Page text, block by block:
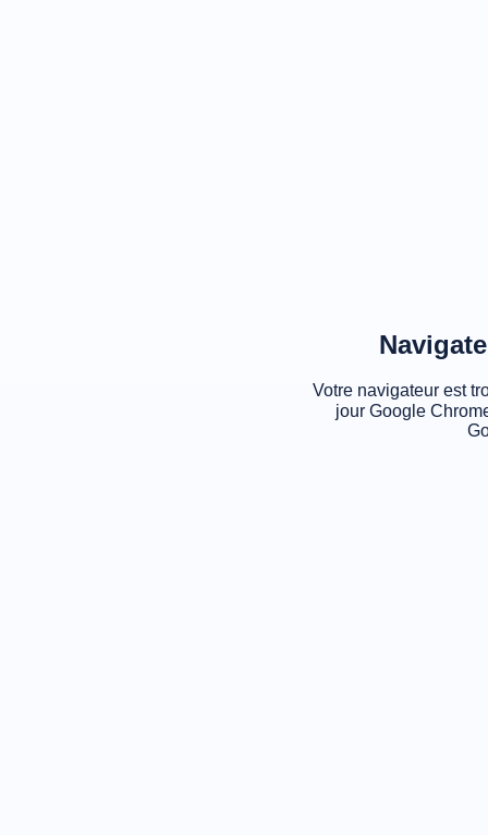
Votre navigateur est
jour Google